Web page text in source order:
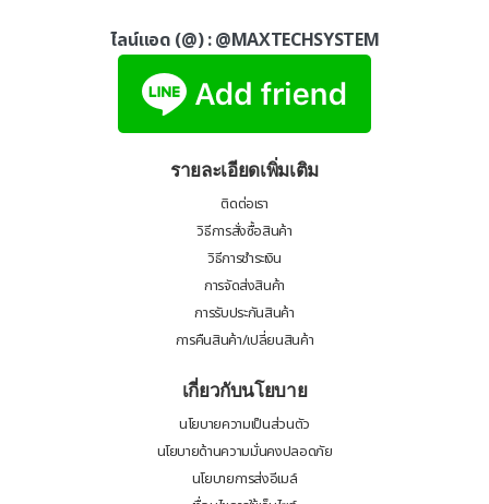
ไลน์แอด (@) :@MAXTECHSYSTEM
รายละเอียดเพิ่มเติม
ติดต่อเรา
วิธีการสั่งซื้อสินค้า
วิธีการชำระเงิน
การจัดส่งสินค้า
การรับประกันสินค้า
การคืนสินค้า/เปลี่ยนสินค้า
เกี่ยวกับนโยบาย
นโยบายความเป็นส่วนตัว
นโยบายด้านความมั่นคงปลอดภัย
นโยบายการส่งอีเมล์